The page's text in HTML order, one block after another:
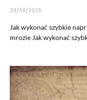
29/09/2025
Jak wykonać szybkie
mrozie Jak wykonać